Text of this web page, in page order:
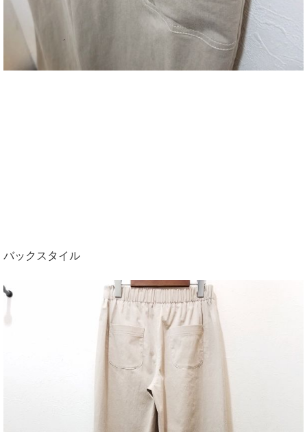
バックスタイル